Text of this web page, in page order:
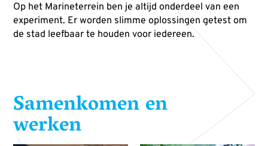
Op het Marineterrein ben je altijd onderdeel van een
experiment. Er worden slimme oplossingen getest om
de stad leefbaar te houden voor iedereen.
Samenkomen en
werken